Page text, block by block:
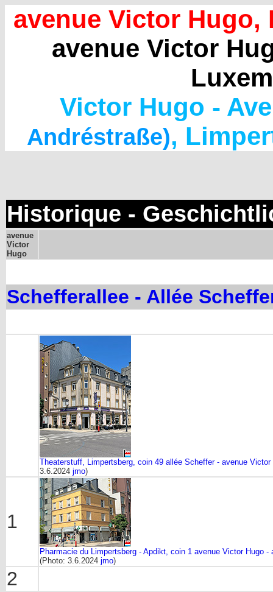
avenue Victor Hugo,
avenue Victor
Victor Hugo -
Andréstraße),
Historique -
avenue
Victor
Hugo
Schefferallee - Allée
Theaterstuff, Limpertsberg, coin 49 allée Scheffer - avenue Victor
3.6.2024 jmo)
1
Pharmacie du Limpertsberg - Apdikt, coin 1 avenue Victor Hugo -
(Photo: 3.6.2024 jmo)
2